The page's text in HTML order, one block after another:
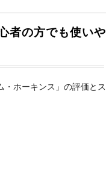
者の方でも使いや
・ホーキンス」の評価とス